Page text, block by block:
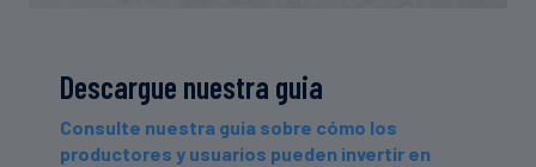
Descargue nuestra guia
Consulte nuestra guia sobre cómo los
productores y usuarios pueden invertir en